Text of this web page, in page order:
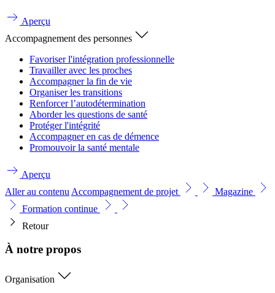
Aperçu
Accompagnement des personnes
Favoriser l'intégration professionnelle
Travailler avec les proches
Accompagner la fin de vie
Organiser les transitions
Renforcer l’autodétermination
Aborder les questions de santé
Protéger l'intégrité
Accompagner en cas de démence
Promouvoir la santé mentale
Aperçu
Aller au contenu Accompagnement de projet
Magazine
Formation continue
Retour
À notre propos
Organisation